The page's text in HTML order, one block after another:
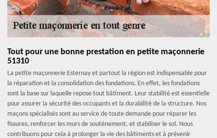
Tout pour une bonne prestation en petite maçonnerie
51310
La petite maçonnerie Esternay et partout la région est indispensable pour
la réparation et la consolidation des fondations. En effet, les fondations
sont la base sur laquelle repose tout bâtiment. Leur stabilité est essentielle
pour assurer la sécurité des occupants et la durabilité de la structure. Nos
maçons spécialisés sont au service de toute demande pour réparer les
fissures, renforcer les murs de soutènement, et stabiliser le sol. Nous
contribuons pour cela à prolonger la vie des bâtiments et à prévenir